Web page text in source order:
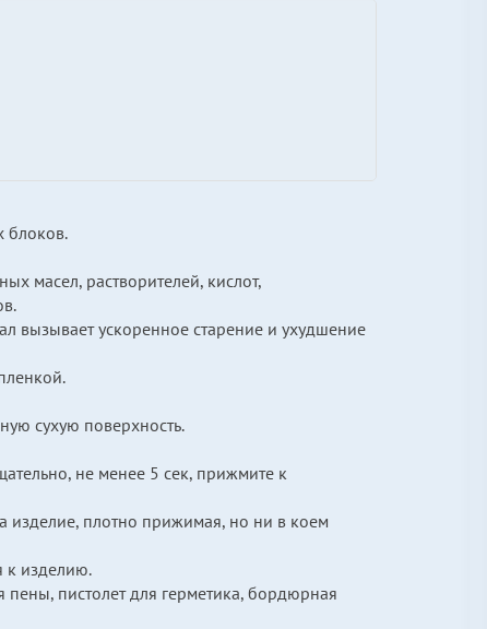
блоков.
масел, растворителей, кислот,
вызывает ускоренное старение и ухудшение
сухую поверхность.
не менее 5 сек, прижмите к
изделие, плотно прижимая, но ни в коем
к изделию.
пены, пистолет для герметика, бордюрная